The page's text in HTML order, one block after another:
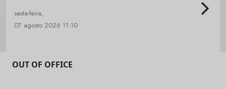
sexta-feira,
07 agosto 2026 11:10
OUT OF OFFICE